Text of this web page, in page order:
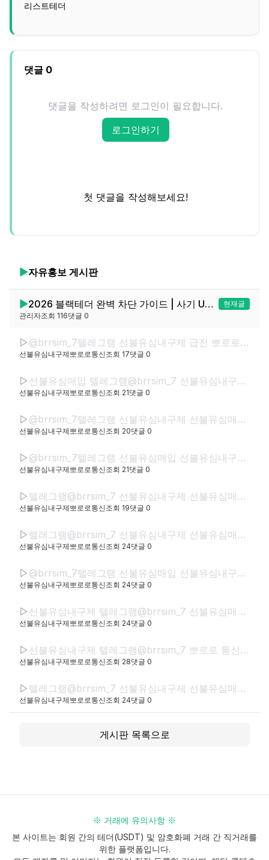
리스트테더
댓글 0
댓글을 작성하려면 로그인이 필요합니다.
로그인하기
첫 댓글을 작성해보세요!
▶자유홍보 게시판
▶ 2026 블랙테더 완벽 차단 가이드 | 사기 USDT 100% 구별하는 5가지 방법
현재글
관리자조회 116댓글 0
▷ @brrsim_7텔레그램 선불유심내구제 급전 뽀로로통신 선불유심매입 선불유심현금화하는업체 선불유심구매 간편무서류소액급전
선불유심내구제뽀로로통신조회 17댓글 0
▷ 선불유심매입 텔레그램@brrsim_7 선불유심내구제 뽀로로통신 바로소액내구제급전 선불유심구매 급전 선불유심매입 바로소액급전 무서류무방문급전
선불유심내구제뽀로로통신조회 21댓글 0
▷ @brrsim_7텔레그램 선불유심내구제 선불유심매입 선불폰내구제 뽀로로통신 급전 선불유심현금화하는업체 선불유심구매 무직신불자소액급전
선불유심내구제뽀로로통신조회 20댓글 0
▷ @brrsim_7텔레그램 선불유심매입 선불유심내구제 뽀로로통신 선불유심현금화하는업체 프리랜서소액급전 선불폰유심매입합니다 급전 선불유심구매 바로정산
선불유심내구제뽀로로통신조회 21댓글 0
▷ 텔레그램@brrsim_7 선불유심내구제 선불유심매입 뽀로로통신 급전 정부정책자금생활안정생계급전지원금 선불유심구매 연체자바로소액급전
선불유심내구제뽀로로통신조회 19댓글 0
▷ 텔레그램@brrsim_7 선불유심내구제 선불유심매입 뽀로로통신 직장인바로소액급전 선불유심구매 급전 연체자바로소액급전 근로복지공단긴급생계비
선불유심내구제뽀로로통신조회 24댓글 0
▷ @brrsim_7텔레그램 선불유심매입 선불유심내구제 뽀로로통신 선불유심현금화하는업체 프리랜서소액급전 선불폰유심매입합니다 급전 선불유심구매 바로정산
선불유심내구제뽀로로통신조회 24댓글 0
▷ 선불유심내구제 텔레그램@brrsim_7 선불유심매입 뽀로로통신 급전 모바일급전 저신용자비상금소액 유심칩매입문의 선불유심구매
선불유심내구제뽀로로통신조회 24댓글 0
▷ 선불유심내구제 텔레그램@brrsim_7 뽀로로 통신 선불유심매입 급전 신뢰와 정직으로 함께하는 금융 파트너,뽀로로 통신 정식등록된 선불유심내구제 선불유심구매 정식업체로서 고객 여
선불유심내구제뽀로로통신조회 28댓글 0
▷ 텔레그램@brrsim_7 선불유심내구제 선불유심매입 뽀로로통신 급전 정부정책자금생활안정생계급전지원금 선불유심구매 연체자바로소액급전
선불유심내구제뽀로로통신조회 24댓글 0
게시판 목록으로
※ 거래에 유의사항 ※
본 사이트는 회원 간의 테더(USDT) 및 암호화폐 거래 간 직거래를
위한 플랫폼입니다.